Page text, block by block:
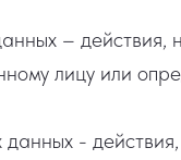
–
лицу или
-